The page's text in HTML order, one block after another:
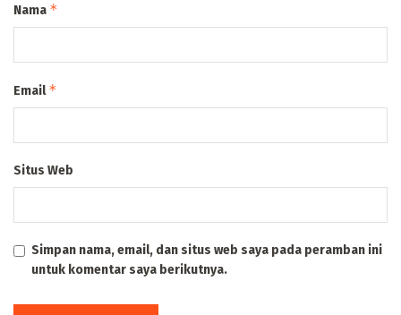
Nama *
Email*
Situs Web
Simpan nama, email, dan situs web saya pada peramban ini
untuk komentar saya berikutnya.